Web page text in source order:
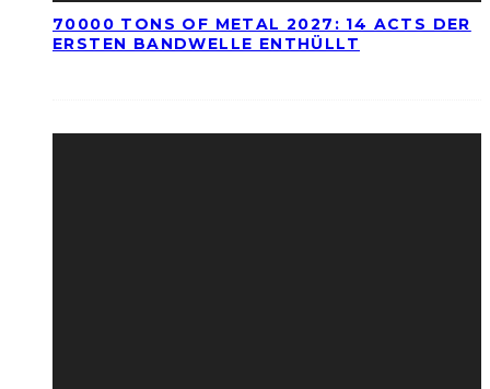
70000 TONS OF METAL 2027: 14 ACTS DER
ERSTEN BANDWELLE ENTHÜLLT